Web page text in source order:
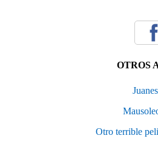
OTROS
Otro terrible